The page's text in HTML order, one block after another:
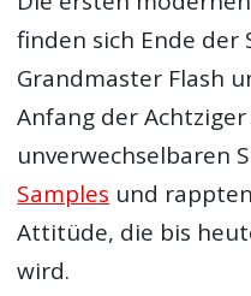
finden sich Ende der
Grandmaster Flash
Anfang der
unverwechselbaren
Samples und
Attitüde, die bis
wird.